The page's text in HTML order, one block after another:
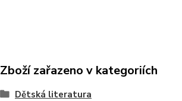
Zboží zařazeno v kategoriích
Dětská literatura